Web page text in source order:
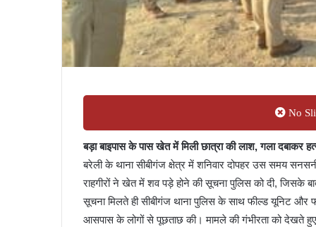
No
बड़ा बाइपास के पास खेत में मिली छात्रा की लाश, गला
बरेली के थाना सीबीगंज क्षेत्र में शनिवार दोपहर उस समय
राहगीरों ने खेत में शव पड़े होने की सूचना पुलिस को दी, जिसके
सूचना मिलते ही सीबीगंज थाना पुलिस के साथ फील्ड यूनिट
आसपास के लोगों से पूछताछ की। मामले की गंभीरता को देखते